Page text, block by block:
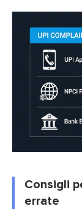
Consigli
errate